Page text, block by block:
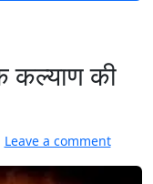
कल्याण की
Leave a comment